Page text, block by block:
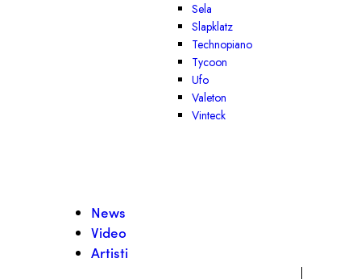
Sela
Slapklatz
Technopiano
Tycoon
Ufo
Valeton
Vinteck
News
Video
Artisti